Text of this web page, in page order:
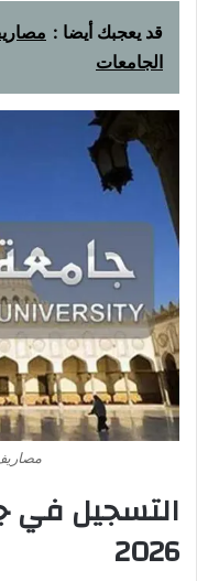
قد يعجبك أيضا :
الجامعات
التسجيل في
2026